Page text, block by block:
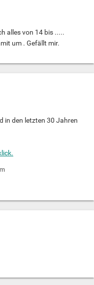
alles von 14 bis .....
um . Gefällt mir.
in den letzten 30 Jahren